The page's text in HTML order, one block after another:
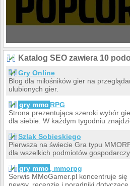
Katalog SEO zawiera 10
Gry Online
Blog dla miłośników gier na
ulubionych gier.
gry mmo RPG
Strona prezentująca szeroki wybór
dla siebie. W każdym tygodniu
Szlak Sobieskiego
Pierwsza na świecie Gra typu
dla wszelkich podmiotów
gry mmo , mmorpg
Serwis MMoGamer.pl koncentruje